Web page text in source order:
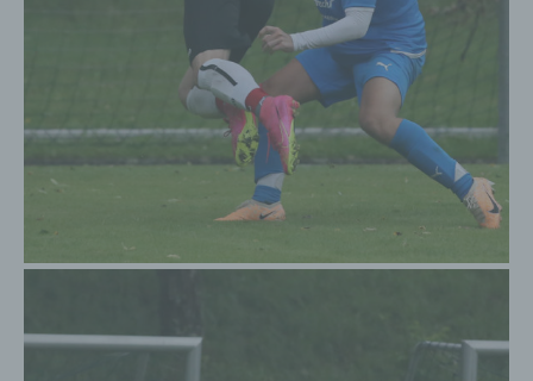
Die Internetseite erfasst mit jedem Aufruf der
Internetseite durch eine betroffene Person oder ein
automatisiertes System eine Reihe von allgemeinen
Daten und Informationen. Diese allgemeinen Daten und
Informationen werden in den Logfiles des Servers
gespeichert. Erfasst werden können die (1)
verwendeten Browsertypen und Versionen, (2) das
vom zugreifenden System verwendete
Betriebssystem, (3) die Internetseite, von welcher ein
zugreifendes System auf unsere Internetseite gelangt
(sogenannte Referrer), (4) die Unterwebseiten, welche
über ein zugreifendes System auf unserer Internetseite
angesteuert werden, (5) das Datum und die Uhrzeit
Service-Provider des zugreifenden Systems und (8)
sonstige ähnliche Daten und Informationen, die der